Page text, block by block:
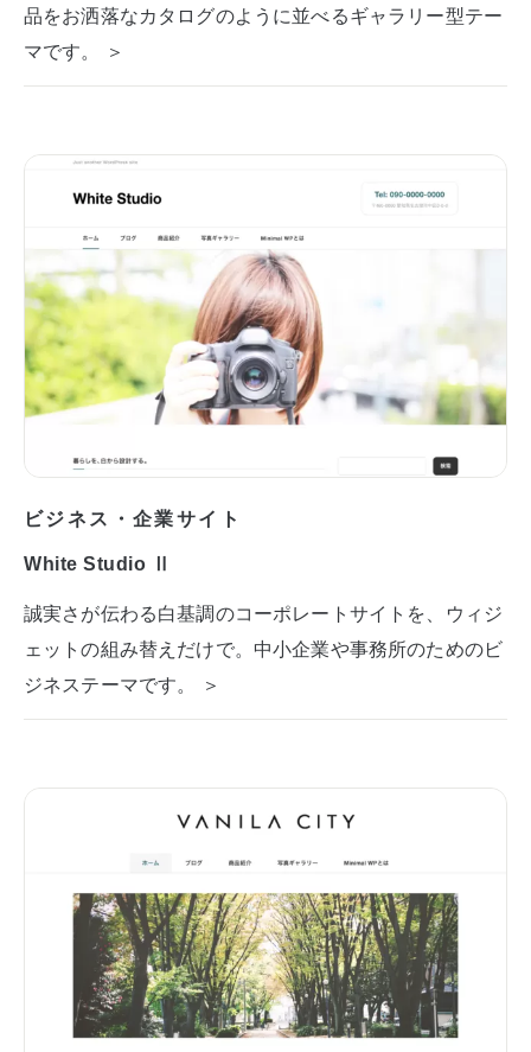
品をお洒落なカタログのように並べるギャラリー型テー
マです。 ＞
ビジネス・企業サイト
White Studio Ⅱ
誠実さが伝わる白基調のコーポレートサイトを、ウィジ
ェットの組み替えだけで。中小企業や事務所のためのビ
ジネステーマです。 ＞